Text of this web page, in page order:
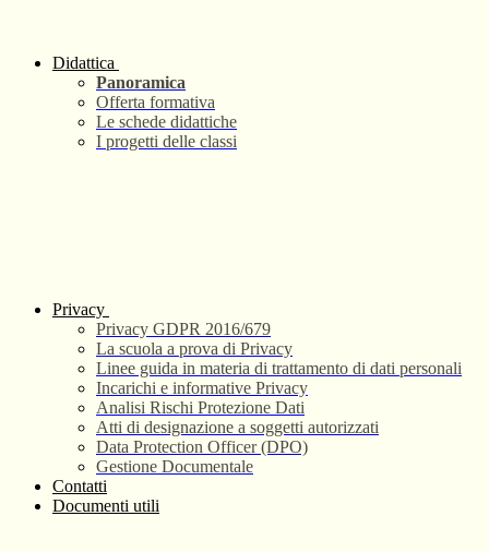
Didattica
Panoramica
Offerta formativa
Le schede didattiche
I progetti delle classi
Privacy
Privacy GDPR 2016/679
La scuola a prova di Privacy
Linee guida in materia di trattamento di dati personali
Incarichi e informative Privacy
Analisi Rischi Protezione Dati
Atti di designazione a soggetti autorizzati
Data Protection Officer (DPO)
Gestione Documentale
Contatti
Documenti utili